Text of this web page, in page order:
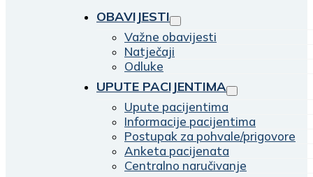
OBAVIJESTI
Važne obavijesti
Natječaji
Odluke
UPUTE PACIJENTIMA
Upute pacijentima
Informacije pacijentima
Postupak za pohvale/prigovore
Anketa pacijenata
Centralno naručivanje